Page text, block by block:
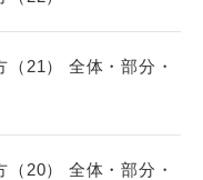
21） 全体・部分・
20） 全体・部分・